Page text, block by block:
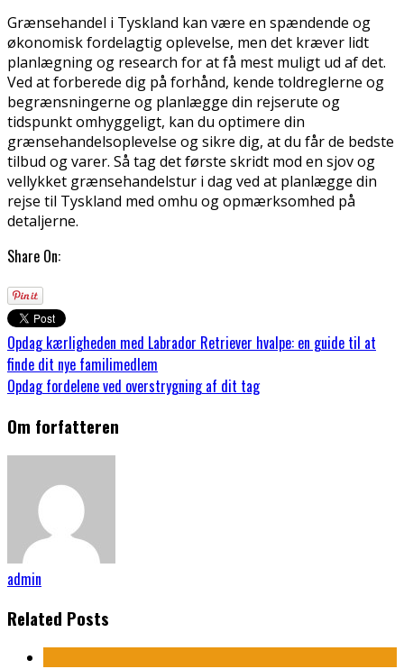
Grænsehandel i Tyskland kan være en spændende og
økonomisk fordelagtig oplevelse, men det kræver lidt
planlægning og research for at få mest muligt ud af det.
Ved at forberede dig på forhånd, kende toldreglerne og
begrænsningerne og planlægge din rejserute og
tidspunkt omhyggeligt, kan du optimere din
grænsehandelsoplevelse og sikre dig, at du får de bedste
tilbud og varer. Så tag det første skridt mod en sjov og
vellykket grænsehandelstur i dag ved at planlægge din
rejse til Tyskland med omhu og opmærksomhed på
detaljerne.
Share On:
Opdag kærligheden med Labrador Retriever hvalpe: en guide til at
finde dit nye familimedlem
Opdag fordelene ved overstrygning af dit tag
Om forfatteren
admin
Related Posts